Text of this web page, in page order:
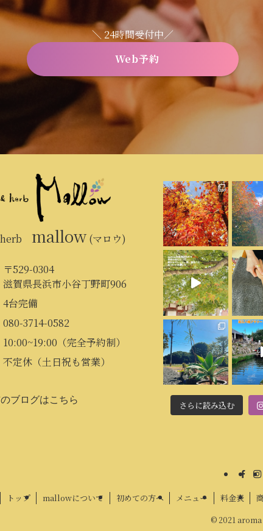
＼ 24時間受付中／
Web予約
mallow(マロウ)
〒529-0304
滋賀県長浜市小谷丁野町906
4台完備
080-3714-0582
10:00~19:00（完全予約制）
不定休（土日祝も営業）
ブログはこちら さらに読み込む
トップ mallowについて 初めての方へ メニュー 料金表
© 2021